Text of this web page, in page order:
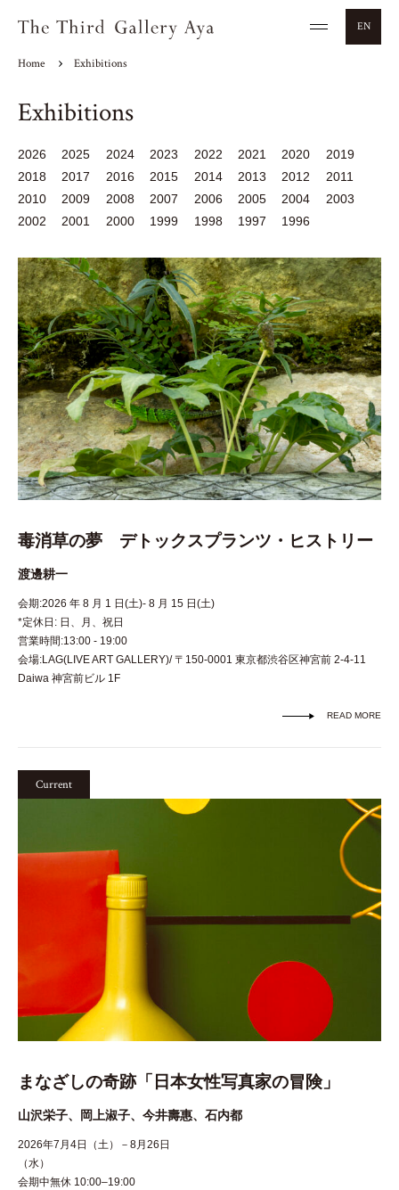
EN
Home Exhibitions
Exhibitions
2026 2025 2024 2023 2022 2021 2020
2019
2018
2017 2016 2015 2014 2013 2012
2011
2010
2009 2008 2007 2006 2005 2004
2003
2002
2001 2000 1999 1998 1997 1996
毒消草の夢 デトックスプランツ・ヒストリー
渡邊耕一
会期:2026 年 8 月 1 日(土)- 8 月 15 日(土)
*定休日: 日、月、祝日
営業時間:13:00 - 19:00
会場:LAG(LIVE ART GALLERY)/ 〒150-0001 東京都渋谷区神宮前 2-4-11
Daiwa 神宮前ビル 1F
READ MORE
Current
まなざしの奇跡「日本女性写真家の冒険」
山沢栄子、岡上淑子、今井壽惠、石内都
2026年7月4日（土）－8月26日
（水
会期中無休 10:00–19:00